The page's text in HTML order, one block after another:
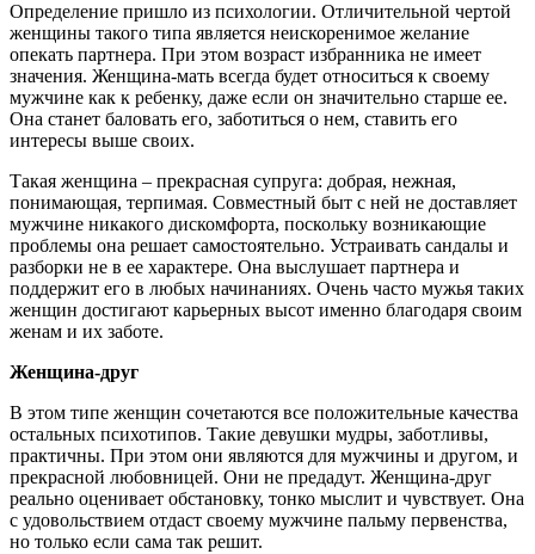
Определение пришло из психологии. Отличительной чертой
женщины такого типа является неискоренимое желание
опекать партнера. При этом возраст избранника не имеет
значения. Женщина-мать всегда будет относиться к своему
мужчине как к ребенку, даже если он значительно старше ее.
Она станет баловать его, заботиться о нем, ставить его
интересы выше своих.
Такая женщина – прекрасная супруга: добрая, нежная,
понимающая, терпимая. Совместный быт с ней не доставляет
мужчине никакого дискомфорта, поскольку возникающие
проблемы она решает самостоятельно. Устраивать сандалы и
разборки не в ее характере. Она выслушает партнера и
поддержит его в любых начинаниях. Очень часто мужья таких
женщин достигают карьерных высот именно благодаря своим
женам и их заботе.
Женщина-друг
В этом типе женщин сочетаются все положительные качества
остальных психотипов. Такие девушки мудры, заботливы,
практичны. При этом они являются для мужчины и другом, и
прекрасной любовницей. Они не предадут. Женщина-друг
реально оценивает обстановку, тонко мыслит и чувствует. Она
с удовольствием отдаст своему мужчине пальму первенства,
но только если сама так решит.